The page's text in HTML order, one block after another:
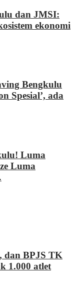
dan JMSI:
ekonomi
Bengkulu
Spesial’, ada
Luma
Luma
dan BPJS TK
1.000 atlet